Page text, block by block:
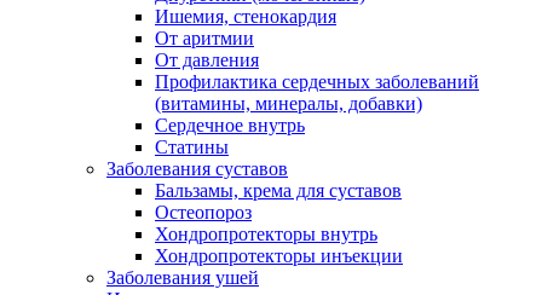
Ишемия, стенокардия
От аритмии
От давления
Профилактика сердечных заболеваний
(витамины, минералы, добавки)
Сердечное внутрь
Статины
Заболевания суставов
Бальзамы, крема для суставов
Остеопороз
Хондропротекторы внутрь
Хондропротекторы инъекции
Заболевания ушей